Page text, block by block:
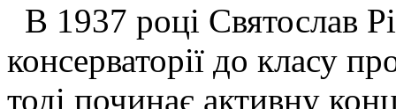
В 1937 році Святослав
консерваторії до класу
тоді починає активну